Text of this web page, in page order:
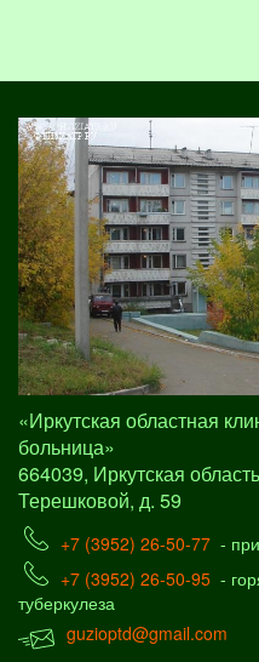
«Иркутская областная
больница»
664039, Иркутская
Терешковой, д. 59
+7 (3952) 26-50-77 -
+7 (3952) 26-50-95 -
туберкулеза
guzioptd@gmail.com